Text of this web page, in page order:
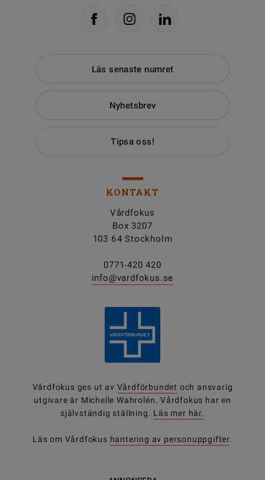
Läs senaste numret
Nyhetsbrev
Tipsa oss!
KONTAKT
Vårdfokus
Box 3207
103 64 Stockholm
0771-420 420
info@vardfokus.se
Vårdfokus ges ut av Vårdförbundet och ansvarig
utgivare är Michelle Wahrolén. Vårdfokus har en
självständig ställning. Läs mer här.
Läs om Vårdfokus hantering av personuppgifter.